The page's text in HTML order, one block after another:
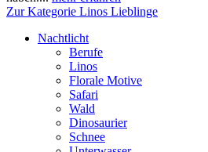
Zur Kategorie Linos Lieblinge
Nachtlicht
Berufe
Linos
Florale Motive
Safari
Wald
Dinosaurier
Schnee